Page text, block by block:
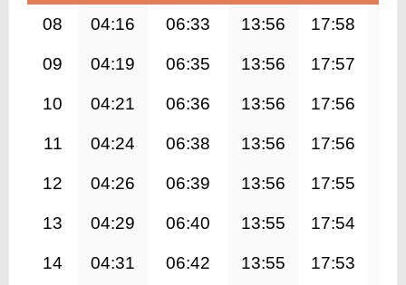
08 04:16 06:33 13:56 17:58
09 04:19 06:35 13:56 17:57
10 04:21 06:36 13:56 17:56
11 04:24 06:38 13:56 17:56
12 04:26 06:39 13:56 17:55
13 04:29 06:40 13:55 17:54
14 04:31 06:42 13:55 17:53